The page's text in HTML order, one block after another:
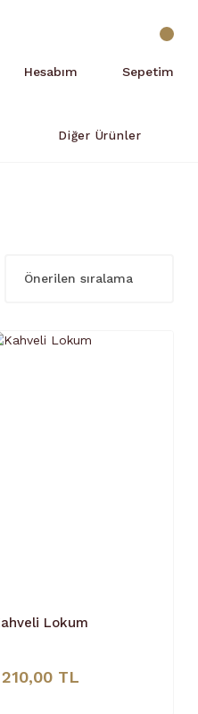
Hesabım Sepetim
Diğer Ürünler
Lokum
210,00 TL